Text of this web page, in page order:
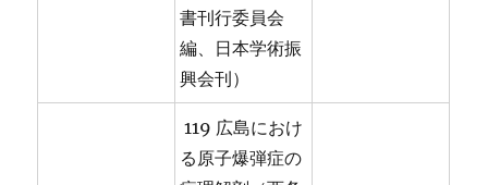
書刊行委員会
編、日本学術振
興会刊）
119 広島におけ
る原子爆弾症の